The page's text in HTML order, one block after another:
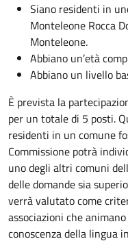
Siano residenti in
Monteleone Rocca
Monteleone.
Abbiano un’età
Abbiano un livello
È prevista la
per un totale di 5 posti.
residenti in un comune
Commissione potrà
uno degli altri comuni
delle domande sia
verrà valutato come
associazioni che
conoscenza della lingua